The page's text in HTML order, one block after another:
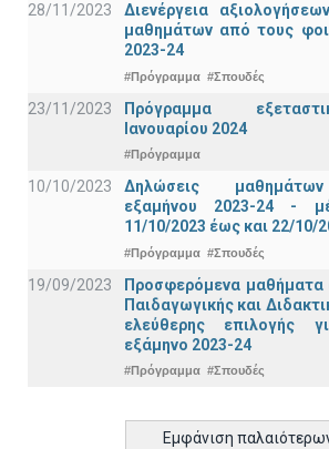
28/11/2023
Διενέργεια
μαθημάτων από τους
2023-24
#Πρόγραμμα #Σπουδές
23/11/2023
Πρόγραμμα
Ιανουαρίου 2024
#Πρόγραμμα
10/10/2023
Δηλώσεις
εξαμήνου 2023-24 -
11/10/2023 έως και 22/10/
#Πρόγραμμα #Σπουδές
19/09/2023
Προσφερόμενα μαθήματα
Παιδαγωγικής και
ελεύθερης επιλογής
εξάμηνο 2023-24
#Πρόγραμμα #Σπουδές
Εμφάνιση